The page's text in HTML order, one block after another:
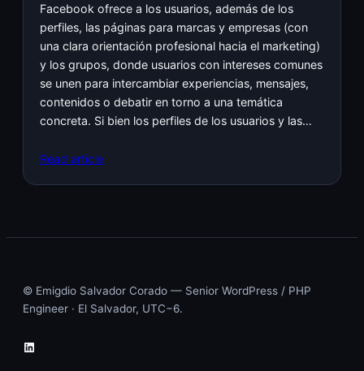
Facebook ofrece a los usuarios, además de los
perfiles, las páginas para marcas y empresas (con
una clara orientación profesional hacia el marketing)
y los grupos, donde usuarios con intereses comunes
se unen para intercambiar experiencias, mensajes,
contenidos o debatir en torno a una temática
concreta. Si bien los perfiles de los usuarios y las…
Read article
© Emigdio Salvador Corado — Senior WordPress / PHP
Engineer · El Salvador, UTC−6.
LinkedIn